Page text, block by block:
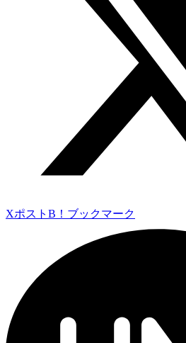
Xポスト B！ブックマーク